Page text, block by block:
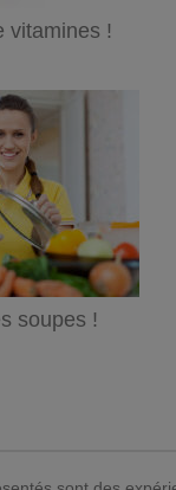
vitamines !
soupes !